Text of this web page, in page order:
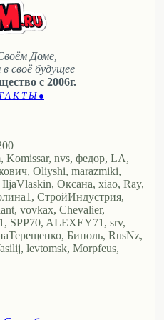
Доме,
своё будущее
с 2006г.
А К Т Ы ●
Komissar, nvs, федор, LA,
Oliyshi, marazmiki,
Оксана, xiao, Ray,
СтройИндустрия,
vovkax, Chevalier,
ALEXEY71, srv,
Биполь, RusNz,
levtomsk, Morpfeus,